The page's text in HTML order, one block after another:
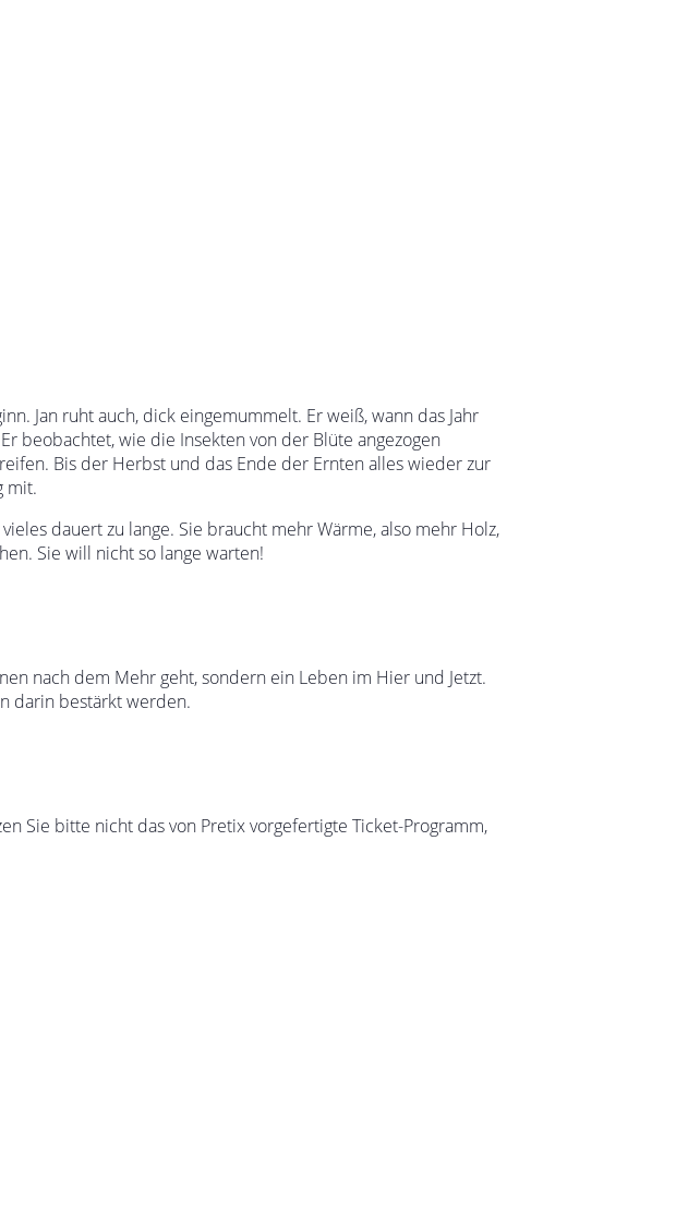
Jan ruht auch, dick eingemummelt. Er weiß, wann das Jahr
beobachtet, wie die Insekten von der Blüte angezogen
Bis der Herbst und das Ende der Ernten alles wieder zur
mit.
dauert zu lange. Sie braucht mehr Wärme, also mehr Holz,
Sie will nicht so lange warten!
nach dem Mehr geht, sondern ein Leben im Hier und Jetzt.
darin bestärkt werden.
Sie bitte nicht das von Pretix vorgefertigte Ticket-Programm,